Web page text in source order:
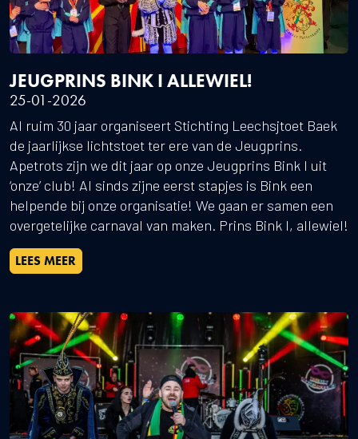
JEUGPRINS BINK I ALLEWIEL!
25-01-2026
Al ruim 30 jaar organiseert Stichting Leechsjtoet Baek
de jaarlijkse lichtstoet ter ere van de Jeugprins.
Apetrots zijn we dit jaar op onze Jeugprins Bink I uit
‘onze’ club! Al sinds zijne eerst stapjes is Bink een
helpende bij onze organisatie! We gaan er samen een
overgetelijke carnaval van maken. Prins Bink I, allewiel!
LEES MEER